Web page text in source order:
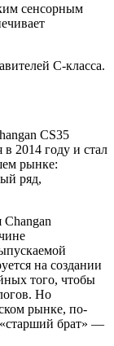
сенсорным
С-класса.
CS35
в 2014 году и стал
рынке:
ряд,
Changan
на создании
того, чтобы
Но
рынке, по-
брат» —